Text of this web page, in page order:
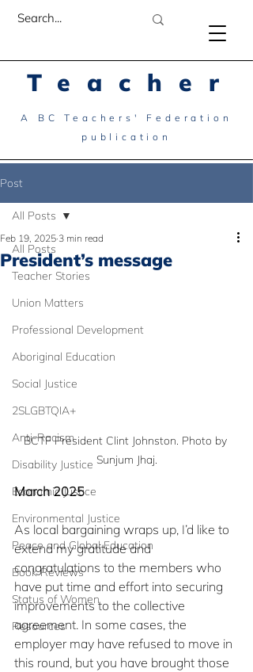
Teacher
A BC Teachers' Federation
publication
Post
All Posts
Teacher Stories
Union Matters
Professional Development
Aboriginal Education
Social Justice
2SLGBTQIA+
Anti-Racism
Disability Justice
Economic Justice
Environmental Justice
Peace and Global Education
Book Reviews
Status of Women
Resources
All Posts
President’s message
Feb 19, 2025 3 min read
BCTF President Clint Johnston. Photo by
Sunjum Jhaj.
March 2025
As local bargaining wraps up, I’d like to
extend my gratitude and
congratulations to the members who
have put time and effort into securing
improvements to the collective
agreement. In some cases, the
employer may have refused to move in
this round, but you have brought those